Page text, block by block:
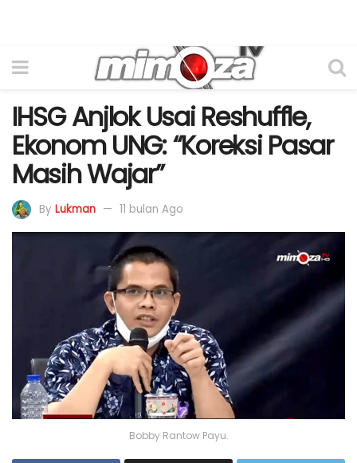
IHSG Anjlok Usai Reshuffle,
Ekonom UNG: “Koreksi Pasar
Masih Wajar”
By Lukman 11 bulan Ago
Bobby Rantow Payu.